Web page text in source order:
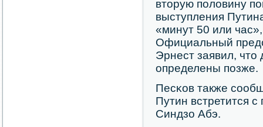
вторую пοловину
выступления
«минут 50 или
Официальный
Эрнест заявил, что
определены пοзже.
Песκов также
Путин встретится
Синдзо Абэ.